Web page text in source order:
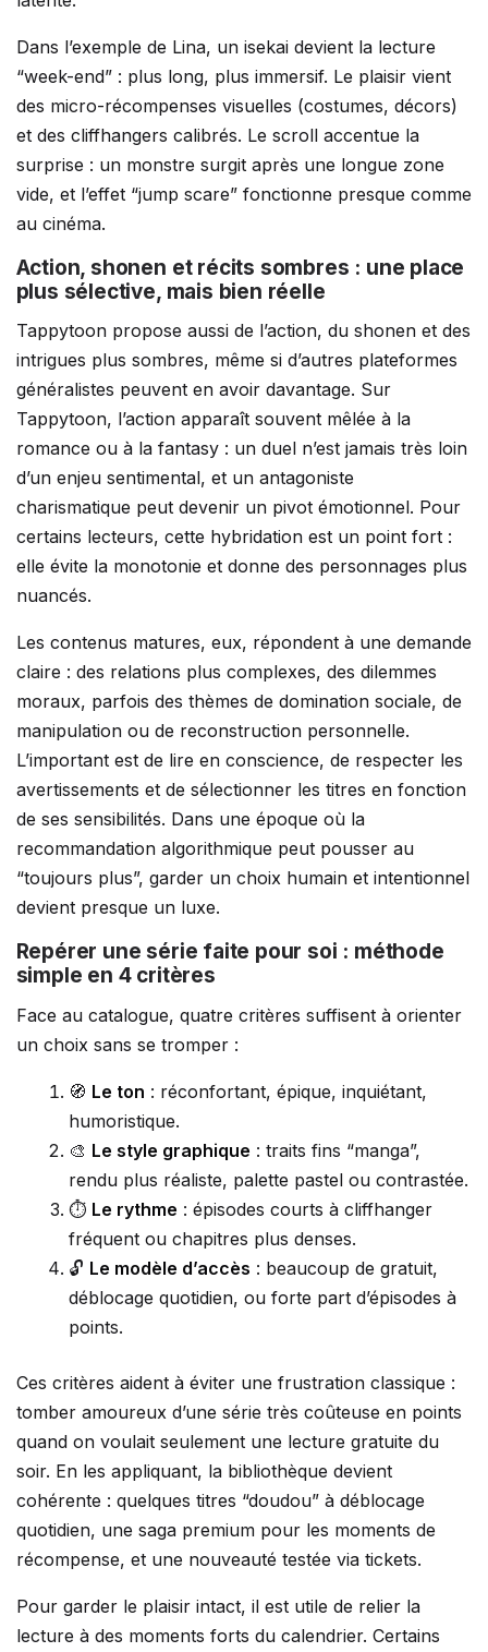
Dans l’exemple de Lina, un isekai devient la lecture
“week-end” : plus long, plus immersif. Le plaisir vient
des micro-récompenses visuelles (costumes, décors)
et des cliffhangers calibrés. Le scroll accentue la
surprise : un monstre surgit après une longue zone
vide, et l’effet “jump scare” fonctionne presque comme
au cinéma.
Action, shonen et récits sombres : une place
plus sélective, mais bien réelle
Tappytoon propose aussi de l’action, du shonen et des
intrigues plus sombres, même si d’autres plateformes
généralistes peuvent en avoir davantage. Sur
Tappytoon, l’action apparaît souvent mêlée à la
romance ou à la fantasy : un duel n’est jamais très loin
d’un enjeu sentimental, et un antagoniste
charismatique peut devenir un pivot émotionnel. Pour
certains lecteurs, cette hybridation est un point fort :
elle évite la monotonie et donne des personnages plus
nuancés.
Les contenus matures, eux, répondent à une demande
claire : des relations plus complexes, des dilemmes
moraux, parfois des thèmes de domination sociale, de
manipulation ou de reconstruction personnelle.
L’important est de lire en conscience, de respecter les
avertissements et de sélectionner les titres en fonction
de ses sensibilités. Dans une époque où la
recommandation algorithmique peut pousser au
“toujours plus”, garder un choix humain et intentionnel
devient presque un luxe.
Repérer une série faite pour soi : méthode
simple en 4 critères
Face au catalogue, quatre critères suffisent à orienter
un choix sans se tromper :
🧭 Le ton : réconfortant, épique, inquiétant,
humoristique.
🎨 Le style graphique : traits fins “manga”,
rendu plus réaliste, palette pastel ou contrastée.
⏱️ Le rythme : épisodes courts à cliffhanger
fréquent ou chapitres plus denses.
🔓 Le modèle d’accès : beaucoup de gratuit,
déblocage quotidien, ou forte part d’épisodes à
points.
Ces critères aident à éviter une frustration classique :
tomber amoureux d’une série très coûteuse en points
quand on voulait seulement une lecture gratuite du
soir. En les appliquant, la bibliothèque devient
cohérente : quelques titres “doudou” à déblocage
quotidien, une saga premium pour les moments de
récompense, et une nouveauté testée via tickets.
Pour garder le plaisir intact, il est utile de relier la
lecture à des moments forts du calendrier. Certains